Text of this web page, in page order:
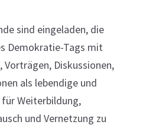
sind eingeladen, die
Demokratie-Tags mit
Diskussionen,
als lebendige und
Weiterbildung,
und Vernetzung zu